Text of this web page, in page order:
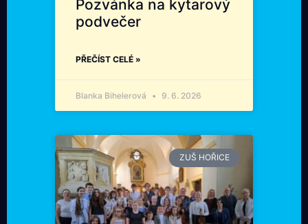
Pozvánka na kytarový
podvečer
PŘEČÍST CELÉ »
Blanka Bihelerová 9. 6. 2026
ZUŠ HOŘICE